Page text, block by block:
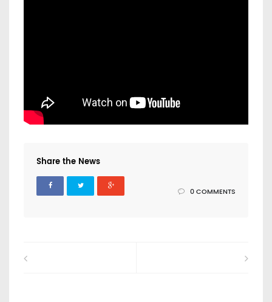
Share the News
0 COMMENTS